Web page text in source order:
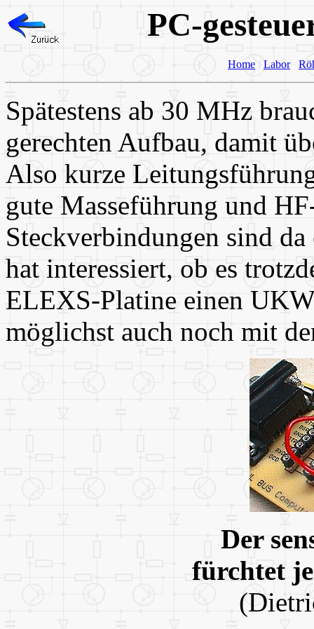
PC-
Home Labor
Spätestens ab 30 MHz
gerechten Aufbau, damit
Also kurze
gute Masseführung und
Steckverbindungen sind
hat interessiert, ob es
ELEXS-Platine einen
möglichst auch noch mit
Der
fürchtet